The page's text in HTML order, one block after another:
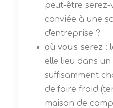
peut-être serez-
conviée à une
d'entreprise ?
où vous serez :
elle lieu dans
suffisamment
de faire froid
maison de